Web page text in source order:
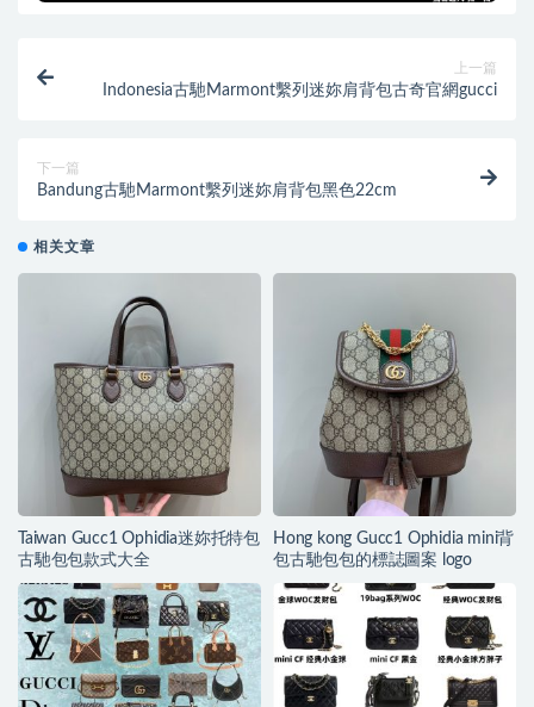
上一篇
Indonesia古馳Marmont繫列迷妳肩背包古奇官網gucci
下一篇
Bandung古馳Marmont繫列迷妳肩背包黑色22cm
相关文章
Taiwan Gucc1 Ophidia迷妳托特包
古馳包包款式大全
Hong kong Gucc1 Ophidia mini背
包古馳包包的標誌圖案 logo